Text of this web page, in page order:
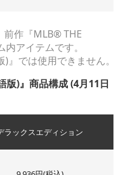
作『MLB® THE
アイテムです。
』では使用できません。
版)』商品構成 (4月11日
ラックスエディション